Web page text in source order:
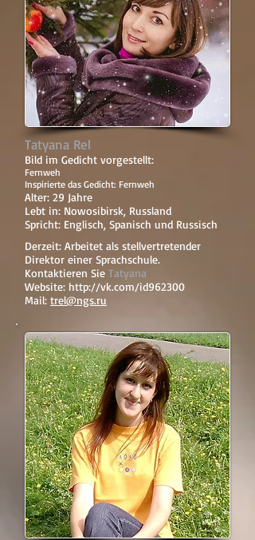
Tatyana Rel
Bild im Gedicht vorgestellt:
Fernweh
Inspirierte das Gedicht: Fernweh
Alter: 29 Jahre
Lebt in: Nowosibirsk, Russland
Spricht: Englisch, Spanisch und Russisch
Derzeit: Arbeitet als stellvertretender
Direktor einer Sprachschule.
Kontaktieren Sie Tatyana
Website: http://vk.com/id962300
Mail: trel@ngs.ru